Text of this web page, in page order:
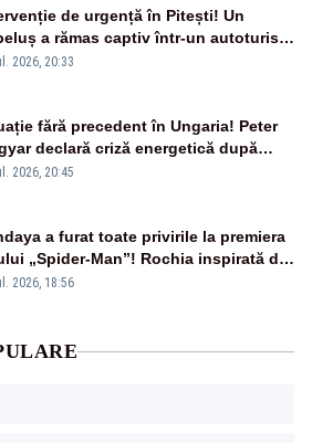
de urgență în Pitești! Un
a rămas captiv într-un autoturism
cauza unei defecțiuni
2026, 20:33
fără precedent în Ungaria! Peter
declară criză energetică după
centralei de la Paks
2026, 20:45
a furat toate privirile la premiera
„Spider-Man”! Rochia inspirată de
de păianjen a făcut senzație
2026, 18:56